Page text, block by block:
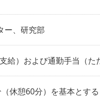
ー、研究部
）および通勤手当（た
休憩60分）を基本とする